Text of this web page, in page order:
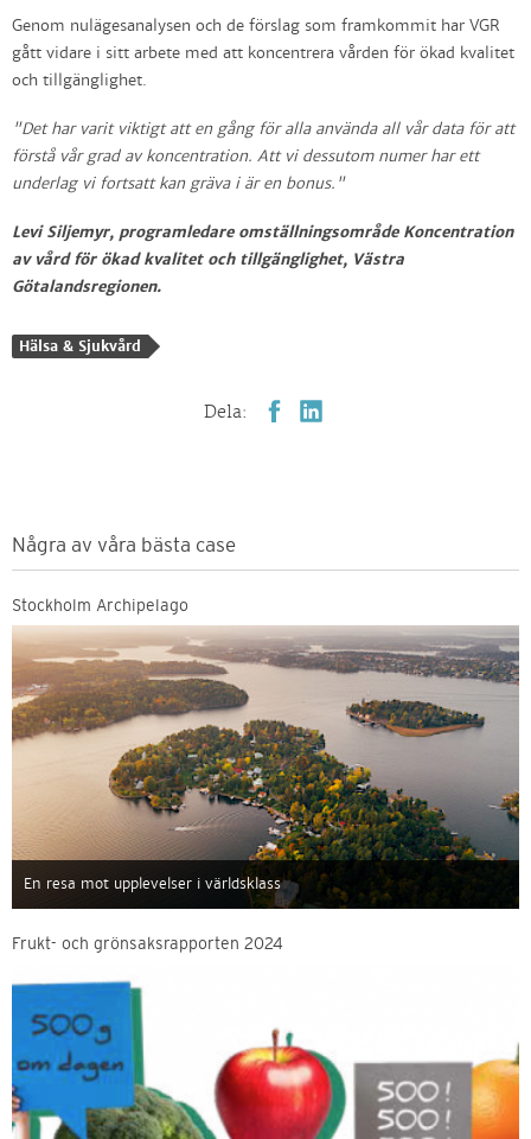
Genom nulägesanalysen och de förslag som framkommit har VGR
gått vidare i sitt arbete med att koncentrera vården för ökad kvalitet
och tillgänglighet.
"Det har varit viktigt att en gång för alla använda all vår data för att
förstå vår grad av koncentration. Att vi dessutom numer har ett
underlag vi fortsatt kan gräva i är en bonus."
Levi Siljemyr, programledare omställningsområde Koncentration
av vård för ökad kvalitet och tillgänglighet, Västra
Götalandsregionen.
Hälsa & Sjukvård
Dela:
Några av våra bästa case
Stockholm Archipelago
En resa mot upplevelser i världsklass
Frukt- och grönsaksrapporten 2024